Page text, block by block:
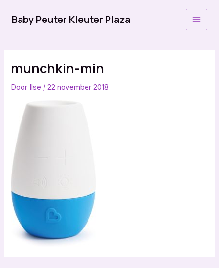
naarBaby Peuter Kleuter Plaza
munchkin-min
Door Ilse /22 november 2018